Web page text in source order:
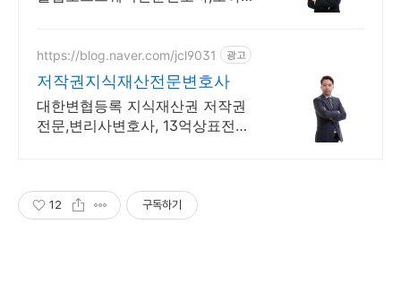
https://blog.naver.com/jcl9031 광고
저작권지식재산전문변호사
대한변협등록 지식재산권 저작권
전문,변리사변호사, 13억상표전부
12 구독하기